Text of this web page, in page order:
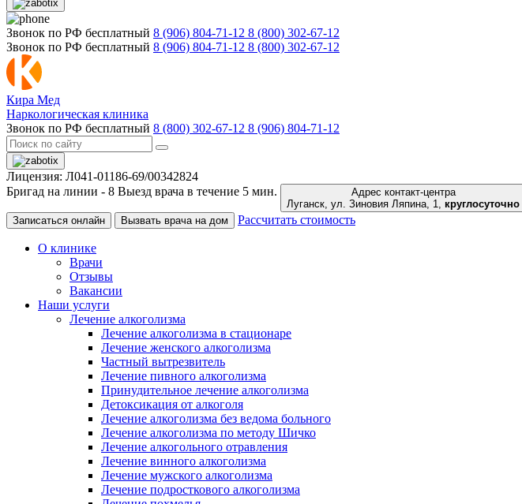
Звонок по РФ бесплатный 8 (906) 804-71-12 8 (800) 302-67-12
Звонок по РФ бесплатный 8 (906) 804-71-12 8 (800) 302-67-12
Кира Мед
Наркологическая клиника
Звонок по РФ бесплатный 8 (800) 302-67-12 8 (906) 804-71-12
Лицензия: Л041-01186-69/00342824
Бригад на линии - 8 Выезд врача в течение 5 мин.
Адрес контакт-центра
Луганск, ул. Зиновия Ляпина, 1, круглосуточно
Записаться онлайн
Вызвать врача на дом Рассчитать стоимость
О клинике
Врачи
Отзывы
Вакансии
Наши услуги
Лечение алкоголизма
Лечение алкоголизма в стационаре
Лечение женского алкоголизма
Частный вытрезвитель
Лечение пивного алкоголизма
Принудительное лечение алкоголизма
Детоксикация от алкоголя
Лечение алкоголизма без ведома больного
Лечение алкоголизма по методу Шичко
Лечение алкогольного отравления
Лечение винного алкоголизма
Лечение мужского алкоголизма
Лечение подросткового алкоголизма